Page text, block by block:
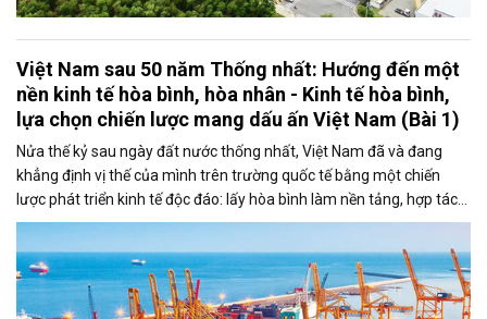
Việt Nam sau 50 năm Thống nhất: Hướng đến một
nền kinh tế hòa bình, hòa nhân - Kinh tế hòa bình,
lựa chọn chiến lược mang dấu ấn Việt Nam (Bài 1)
Nửa thế kỷ sau ngày đất nước thống nhất, Việt Nam đã và đang
khẳng định vị thế của mình trên trường quốc tế bằng một chiến
lược phát triển kinh tế độc đáo: lấy hòa bình làm nền tảng, hợp tác
làm động lực và con người làm trung tâm. Tư duy "kinh tế hòa bình"
trở thành kim chỉ nam xuyên suốt trong các chính sách đối ngoại,
thương mại và hội nhập quốc tế của Việt Nam.